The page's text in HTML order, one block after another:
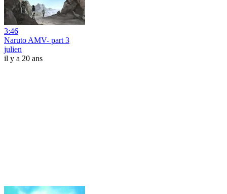
3:46
Naruto AMV- part 3
julien
il y a 20 ans